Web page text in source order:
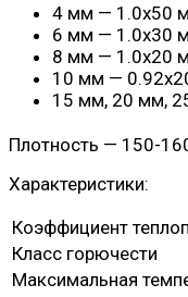
4 мм — 1.0х50
6 мм — 1.0х30
8 мм — 1.0х20
10 мм —
15 мм, 20 мм,
Плотность — 150-
Характеристики:
Коэффициент
Класс горючести
Максимальная